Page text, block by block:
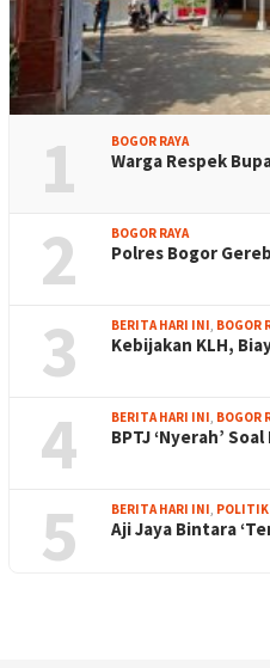
1 BOGOR RAYA
Warga Respek
2 BOGOR RAYA
Polres Bogor
3 BERITA HARI INI, BOGOR
Kebijakan KLH,
4 BERITA HARI INI, BOGOR
BPTJ ‘Nyerah’
5 BERITA HARI INI, POLITIK
Aji Jaya Bintara